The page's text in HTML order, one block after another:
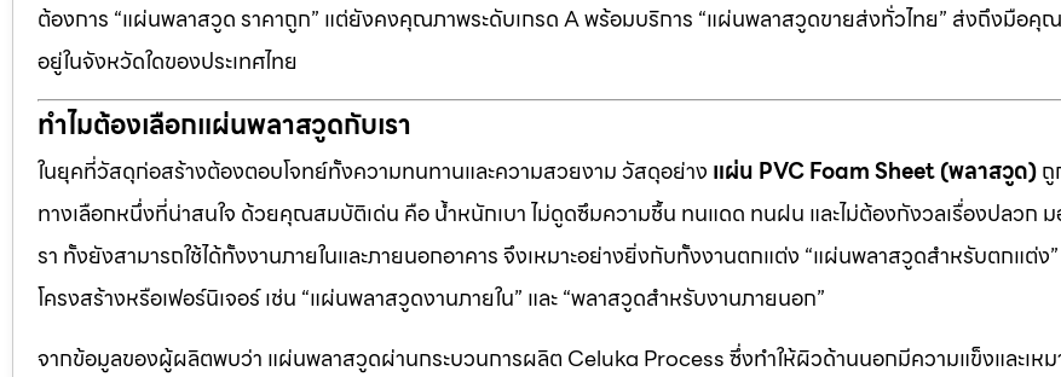
ต้องการ “แผ่นพลาสวูด ราคาถูก” แต่ยังคงคุณภาพระดับเกรด A พร้อมบริการ “แผ่นพลาสวูดขายส่งทั่วไทย” ส่งถึงมือคุ
อยู่ในจังหวัดใดของประเทศไทย
ทำไมต้องเลือกแผ่นพลาสวูดกับเรา
ในยุคที่วัสดุก่อสร้างต้องตอบโจทย์ทั้งความทนทานและความสวยงาม วัสดุอย่าง แผ่น PVC Foam Sheet (พลาสวูด)ถู
ทางเลือกหนึ่งที่น่าสนใจ ด้วยคุณสมบัติเด่น คือ น้ำหนักเบา ไม่ดูดซึมความชื้น ทนแดด ทนฝน และไม่ต้องกังวลเรื่องปลวก ม
รา ทั้งยังสามารถใช้ได้ทั้งงานภายในและภายนอกอาคาร จึงเหมาะอย่างยิ่งกับทั้งงานตกแต่ง “แผ่นพลาสวูดสำหรับตกแต่ง”
โครงสร้างหรือเฟอร์นิเจอร์ เช่น “แผ่นพลาสวูดงานภายใน” และ “พลาสวูดสำหรับงานภายนอก”
จากข้อมูลของผู้ผลิตพบว่า แผ่นพลาสวูดผ่านกระบวนการผลิต Celuka Process ซึ่งทำให้ผิวด้านนอกมีความแข็งและเหม